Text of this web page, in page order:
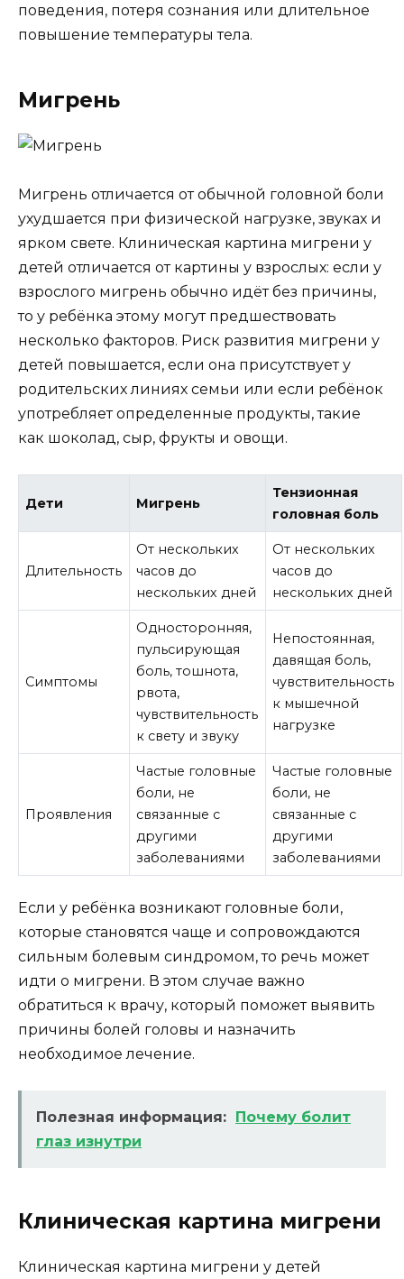
поведения, потеря сознания или длительное
повышение температуры тела.
Мигрень
Мигрень отличается от обычной головной боли
ухудшается при физической нагрузке, звуках и
ярком свете. Клиническая картина мигрени у
детей отличается от картины у взрослых: если у
взрослого мигрень обычно идёт без причины,
то у ребёнка этому могут предшествовать
несколько факторов. Риск развития мигрени у
детей повышается, если она присутствует у
родительских линиях семьи или если ребёнок
употребляет определенные продукты, такие
как шоколад, сыр, фрукты и овощи.
Дети Мигрень
Тензионная
головная боль
Длительность
От нескольких
часов до
нескольких дней
От нескольких
часов до
нескольких дней
Симптомы
Односторонняя,
пульсирующая
боль, тошнота,
рвота,
чувствительность
к свету и звуку
Непостоянная,
давящая боль,
чувствительность
к мышечной
нагрузке
Проявления
Частые головные
боли, не
связанные с
другими
заболеваниями
Частые головные
боли, не
связанные с
другими
заболеваниями
Если у ребёнка возникают головные боли,
которые становятся чаще и сопровождаются
сильным болевым синдромом, то речь может
идти о мигрени. В этом случае важно
обратиться к врачу, который поможет выявить
причины болей головы и назначить
необходимое лечение.
Полезная информация: Почему болит
глаз изнутри
Клиническая картина мигрени
Клиническая картина мигрени у детей